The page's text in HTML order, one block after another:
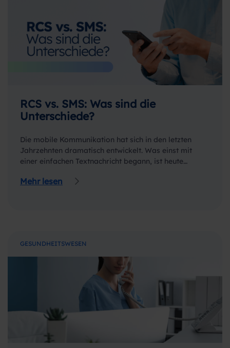
RCS vs. SMS: Was sind die
Unterschiede?
Die mobile Kommunikation hat sich in den letzten
Jahrzehnten dramatisch entwickelt. Was einst mit
einer einfachen Textnachricht begann, ist heute…
Mehr lesen
GESUNDHEITSWESEN